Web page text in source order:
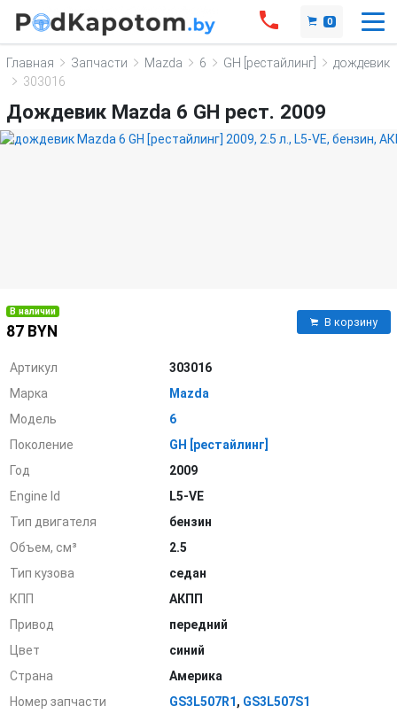
0
Главная Запчасти Mazda 6 GH [рестайлинг]
дождевик
303016
Дождевик Mazda 6 GH рест. 2009
В наличии
87 BYN
В корзину
Артикул
303016
Марка
Mazda
Модель
6
Поколение
GH [рестайлинг]
Год
2009
Engine Id
L5-VE
Тип двигателя
бензин
Объем, см³
2.5
Тип кузова
седан
КПП
АКПП
Привод
передний
Цвет
синий
Страна
Америка
Номер запчасти
GS3L507R1, GS3L507S1